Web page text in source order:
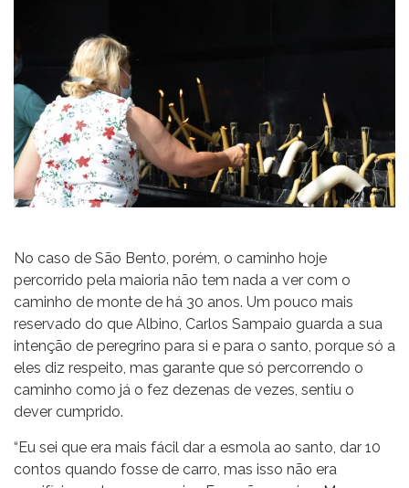
No caso de São Bento, porém, o caminho hoje
percorrido pela maioria não tem nada a ver com o
caminho de monte de há 30 anos. Um pouco mais
reservado do que Albino, Carlos Sampaio guarda a sua
intenção de peregrino para si e para o santo, porque só a
eles diz respeito, mas garante que só percorrendo o
caminho como já o fez dezenas de vezes, sentiu o
dever cumprido.
“Eu sei que era mais fácil dar a esmola ao santo, dar 10
contos quando fosse de carro, mas isso não era